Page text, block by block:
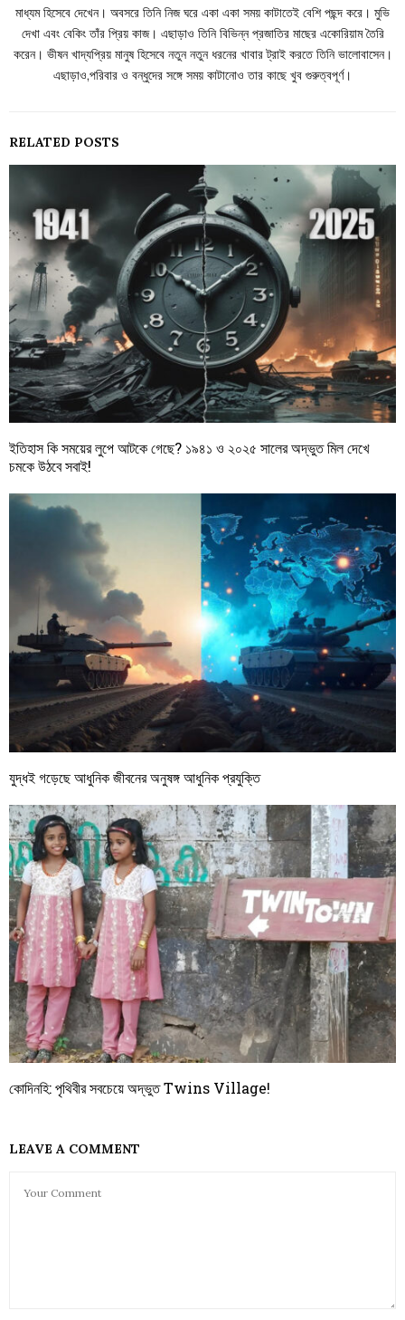
মাধ্যম হিসেবে দেখেন। অবসরে তিনি নিজ ঘরে একা একা সময় কাটাতেই বেশি পছন্দ করে। মুভি
দেখা এবং বেকিং তাঁর প্রিয় কাজ। এছাড়াও তিনি বিভিন্ন প্রজাতির মাছের একোরিয়াম তৈরি
করেন। ভীষন খাদ্যপ্রিয় মানুষ হিসেবে নতুন নতুন ধরনের খাবার ট্রাই করতে তিনি ভালোবাসেন।
এছাড়াও,পরিবার ও বন্ধুদের সঙ্গে সময় কাটানোও তার কাছে খুব গুরুত্বপূর্ণ।
RELATED POSTS
ইতিহাস কি সময়ের লুপে আটকে গেছে? ১৯৪১ ও ২০২৫ সালের অদ্ভুত মিল দেখে
চমকে উঠবে সবাই!
যুদ্ধই গড়েছে আধুনিক জীবনের অনুষঙ্গ আধুনিক প্রযুক্তি
কোদিনহি: পৃথিবীর সবচেয়ে অদ্ভুত Twins Village!
LEAVE A COMMENT